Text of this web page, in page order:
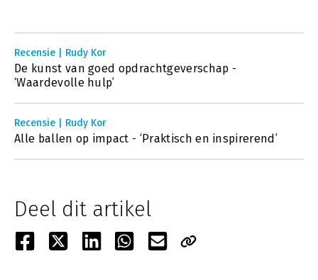
Recensie | Rudy Kor
De kunst van goed opdrachtgeverschap -
‘Waardevolle hulp’
Recensie | Rudy Kor
Alle ballen op impact - ‘Praktisch en inspirerend’
Deel dit artikel